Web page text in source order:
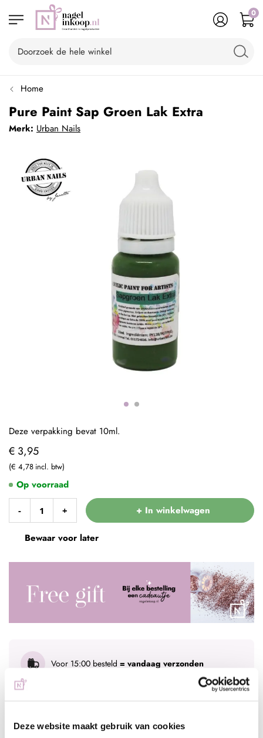
Deze website maakt gebruik van cookies
0
Home
Pure Paint Sap Groen Lak Extra
Merk: Urban Nails
€ 3,95
€ 4,78
- + + In winkelwagen
Bewaar voor later
Voor 15:00 besteld = vandaag verzonden
Op voorraad
Deze verpakking bevat 10ml.